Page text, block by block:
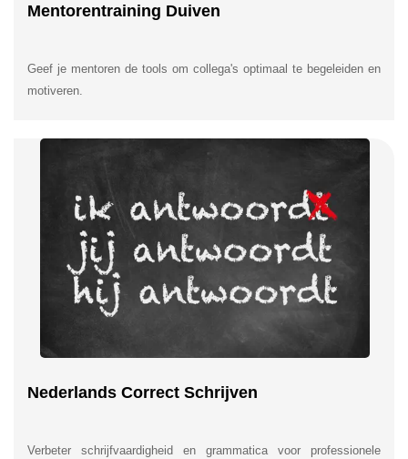
Mentorentraining Duiven
Geef je mentoren de tools om collega's optimaal te begeleiden en
motiveren.
Nederlands Correct Schrijven
Verbeter schrijfvaardigheid en grammatica voor professionele